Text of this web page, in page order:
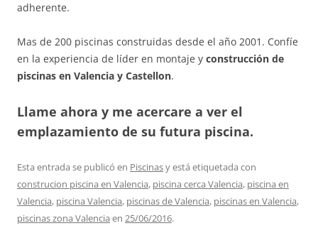
adherente.
Mas de 200 piscinas construidas desde el año 2001. Confíe
en la experiencia de líder en montaje y construcción de
piscinas en Valencia y Castellon.
Llame ahora y me acercare a ver el
emplazamiento de su futura piscina.
Esta entrada se publicó en Piscinasy está etiquetada con
construcion piscina en Valencia, piscina cerca Valencia, piscina en
Valencia, piscina Valencia, piscinas de Valencia, piscinas en Valencia,
piscinas zona Valencia en 25/06/2016.